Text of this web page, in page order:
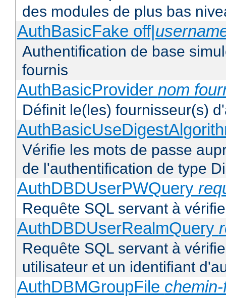
des modules de plus bas
AuthBasicFake off|
Authentification de base
fournis
AuthBasicProvider nom
Définit le(les) fournisseur(s)
Vérifie les mots de passe
de l'authentification de type
AuthDBDUserPWQuery
Requête SQL servant à
AuthDBDUserRealmQuery
Requête SQL servant à
utilisateur et un identifiant
AuthDBMGroupFile